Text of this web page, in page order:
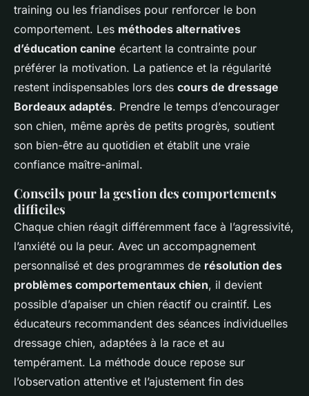
training ou les friandises pour renforcer le bon
comportement. Les méthodes alternatives
d’éducation canine écartent la contrainte pour
préférer la motivation. La patience et la régularité
restent indispensables lors des cours de dressage
Bordeaux adaptés. Prendre le temps d’encourager
son chien, même après de petits progrès, soutient
son bien-être au quotidien et établit une vraie
confiance maître-animal.
Conseils pour la gestion des comportements
difficiles
Chaque chien réagit différemment face à l’agressivité,
l’anxiété ou la peur. Avec un accompagnement
personnalisé et des programmes de résolution des
problèmes comportementaux chien, il devient
possible d’apaiser un chien réactif ou craintif. Les
éducateurs recommandent des séances individuelles
dressage chien, adaptées à la race et au
tempérament. La méthode douce repose sur
l’observation attentive et l’ajustement fin des